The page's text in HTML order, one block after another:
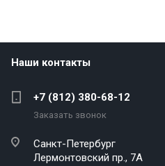
Наши контакты
+7 (812) 380-68-12
Заказать звонок
Санкт-Петербург
Лермонтовский пр., 7А